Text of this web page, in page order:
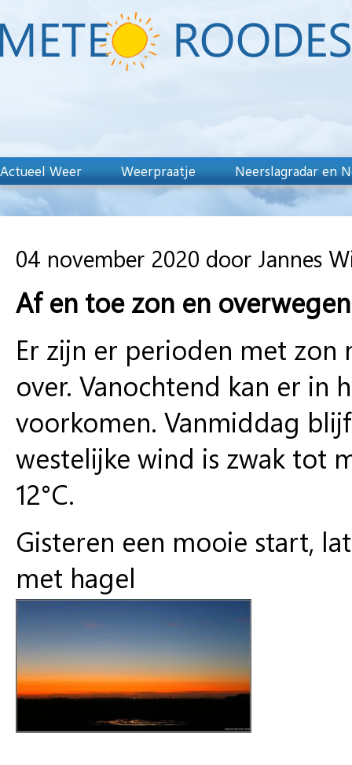
Actueel Weer Weerpraatje Neerslagradar en
04 november 2020 door Jannes
Af en toe zon en
Er zijn er perioden met zon
over. Vanochtend kan er in
voorkomen. Vanmiddag
westelijke wind is zwak tot
12°C.
Gisteren een mooie start,
met hagel